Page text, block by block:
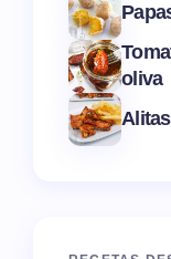
oliva